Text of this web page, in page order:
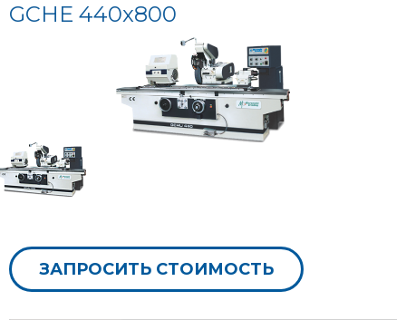
GCHE 440x800
ЗАПРОСИТЬ СТОИМОСТЬ